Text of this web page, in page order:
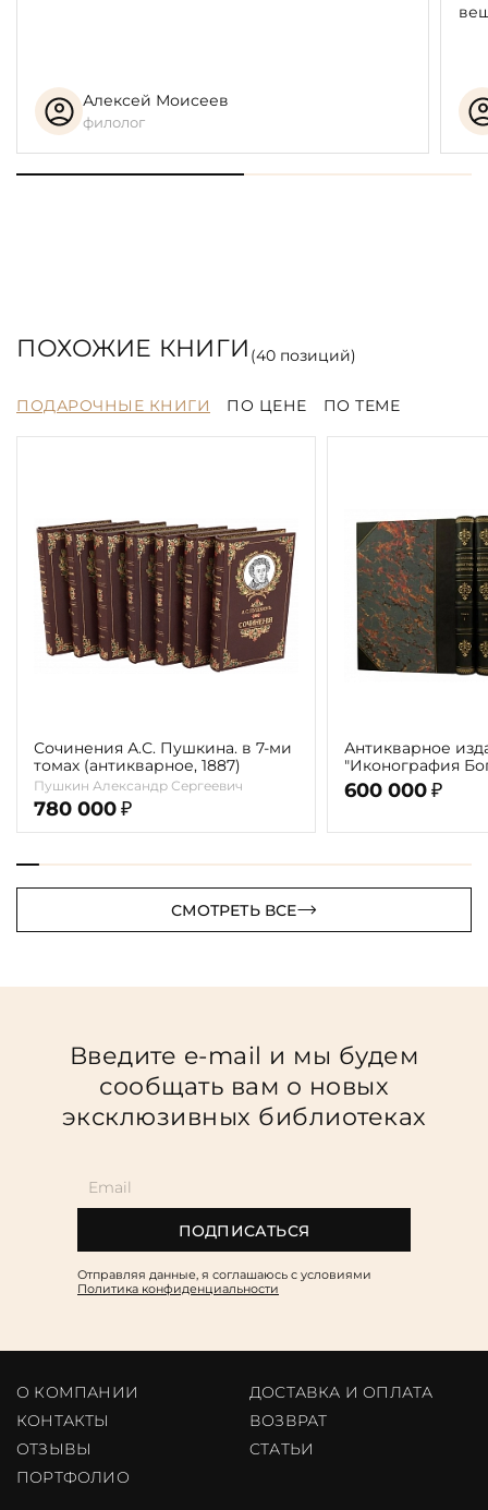
Алексей Моисеев
филолог
ПОХОЖИЕ КНИГИ (40позиций)
ПОДАРОЧНЫЕ КНИГИ ПО ЦЕНЕ ПО ТЕМЕ
Сочинения А.С. Пушкина. в 7-ми
томах (антикварное, 1887)
Пушкин Александр Сергеевич
780 000 ₽
Антикварное
"Иконография
г. (в 2-х томах с
автора)
600 000 ₽
СМОТРЕТЬ ВСЕ
Введите e-mail и мы будем
сообщать вам о новых
эксклюзивных библиотеках
ПОДПИСАТЬСЯ
Отправляя данные, я соглашаюсь c условиями
Политика конфиденциальности
О КОМПАНИИ
ДОСТАВКА И ОПЛАТА
КОНТАКТЫ
ВОЗВРАТ
ОТЗЫВЫ
CТАТЬИ
ПОРТФОЛИО